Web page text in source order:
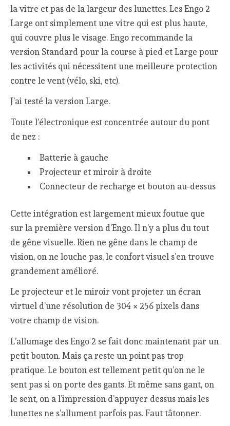
la vitre et pas de la largeur des lunettes. Les Engo 2
Large ont simplement une vitre qui est plus haute,
qui couvre plus le visage. Engo recommande la
version Standard pour la course à pied et Large pour
les activités qui nécessitent une meilleure protection
contre le vent (vélo, ski, etc).
J’ai testé la version Large.
Toute l’électronique est concentrée autour du pont
de nez :
Batterie à gauche
Projecteur et miroir à droite
Connecteur de recharge et bouton au-dessus
Cette intégration est largement mieux foutue que
sur la première version d’Engo. Il n’y a plus du tout
de gêne visuelle. Rien ne gêne dans le champ de
vision, on ne louche pas, le confort visuel s’en trouve
grandement amélioré.
Le projecteur et le miroir vont projeter un écran
virtuel d’une résolution de 304 × 256 pixels dans
votre champ de vision.
L’allumage des Engo 2 se fait donc maintenant par un
petit bouton. Mais ça reste un point pas trop
pratique. Le bouton est tellement petit qu’on ne le
sent pas si on porte des gants. Et même sans gant, on
le sent, on a l’impression d’appuyer dessus mais les
lunettes ne s’allument parfois pas. Faut tâtonner.